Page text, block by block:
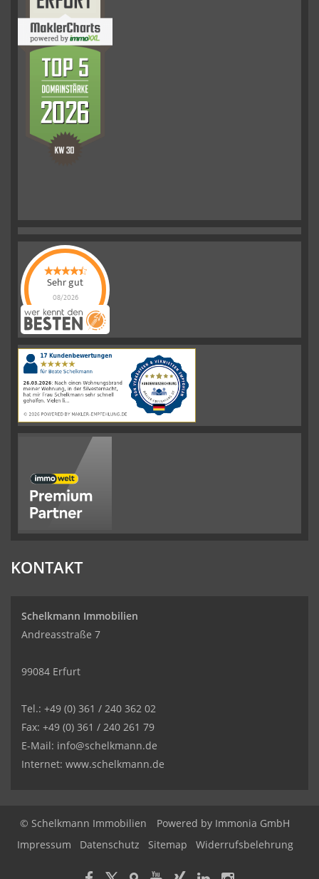
Sehr gut
08/2026
Schelkmann
Immobilienhat
|110Schelkmann
ImmobilienBewertungen
auf
werkenntdenBESTEN.de
KONTAKT
Schelkmann Immobilien
Andreasstraße 7
99084 Erfurt
Tel.: +49 (0) 361 / 240 362 02
Fax: +49 (0) 361 / 240 261 79
E-Mail: info@schelkmann.de
Internet: www.schelkmann.de
© Schelkmann Immobilien Powered by Immonia GmbH
Impressum
Datenschutz Sitemap Widerrufsbelehrung